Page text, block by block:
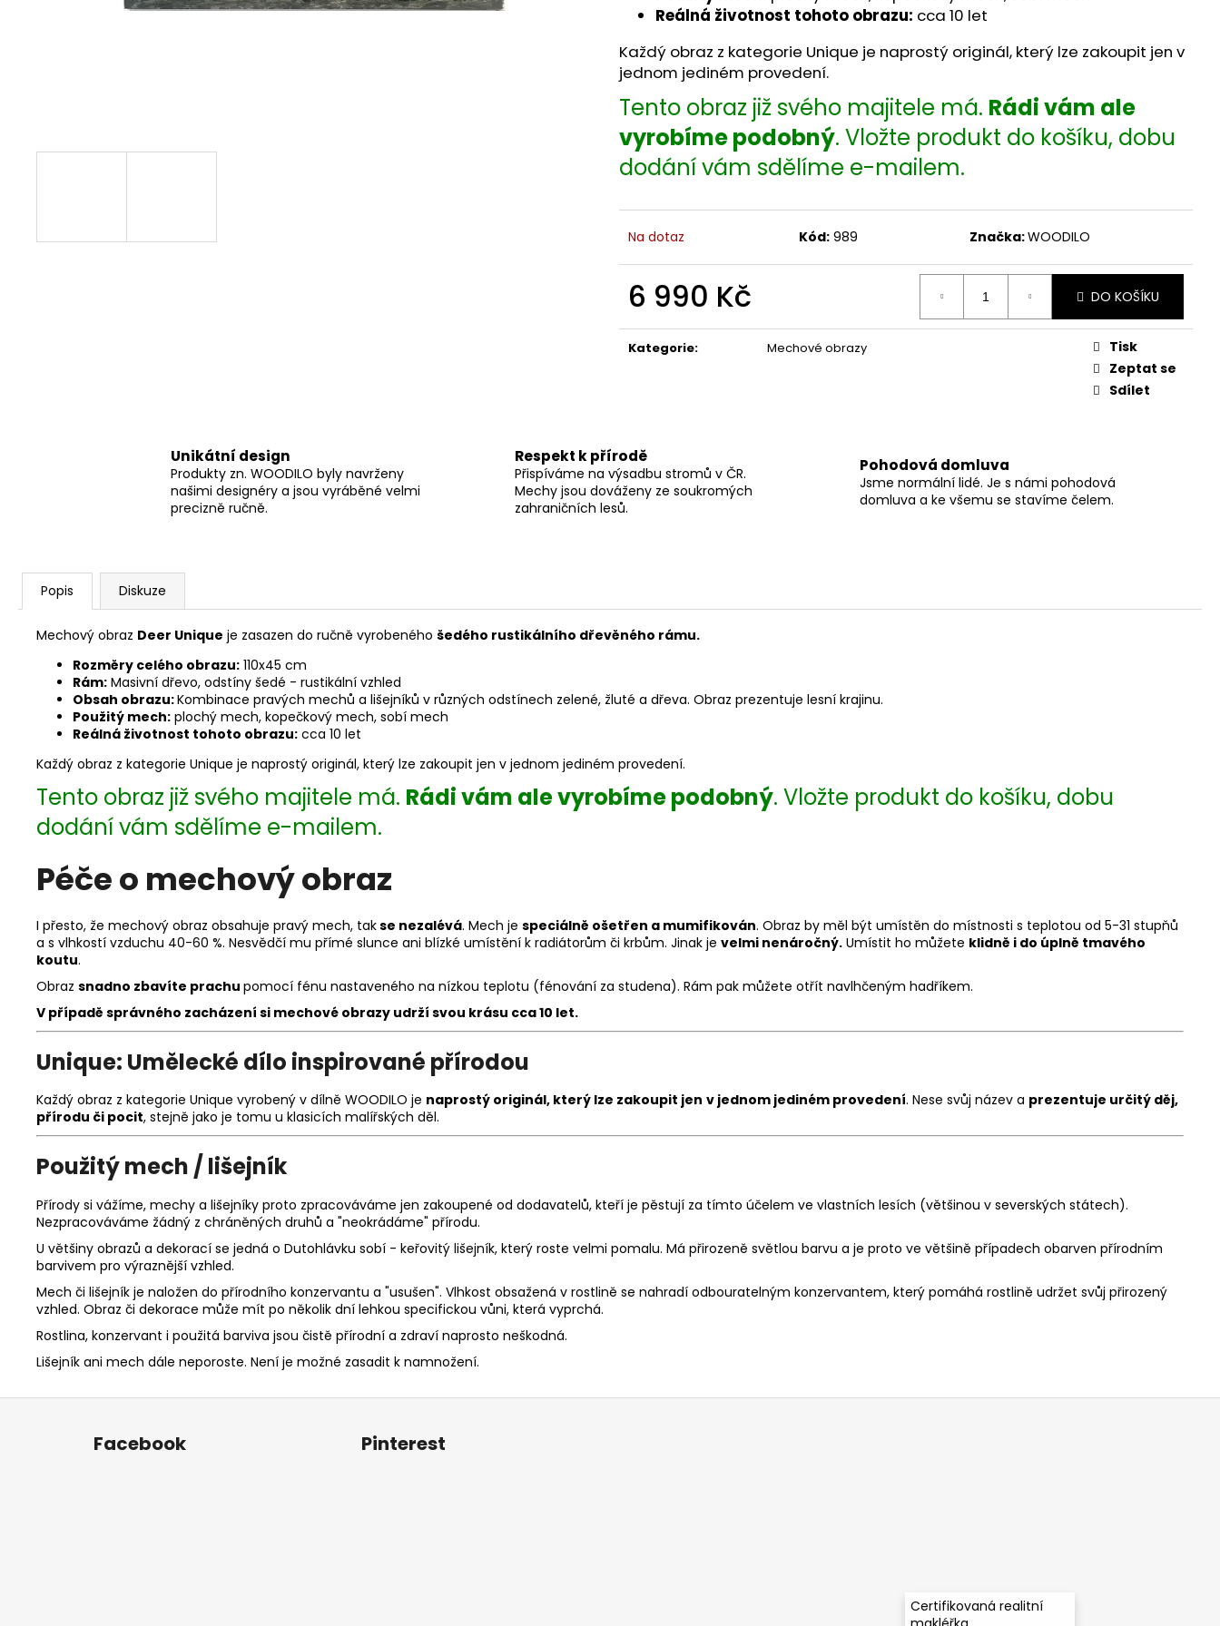
Reálná životnost tohoto obrazu: cca 10 let
Každý obraz z kategorie Unique je naprostý originál, který lze zakoupit jen v
jednom jediném provedení.
Tento obraz již svého majitele má. Rádi vám ale
vyrobíme podobný. Vložte produkt do košíku, dobu
dodání vám sdělíme e-mailem.
Na dotaz Kód: 989 Značka:WOODILO
6 990 Kč DO KOŠÍKU
Kategorie: Mechové obrazy
Tisk
Zeptat se
Sdílet
Unikátní design
Produkty zn. WOODILO byly navrženy
našimi designéry a jsou vyráběné velmi
precizně ručně.
Respekt k přírodě
Přispíváme na výsadbu stromů v ČR.
Mechy jsou dováženy ze soukromých
zahraničních lesů.
Pohodová domluva
Jsme normální lidé. Je s námi pohodová
domluva a ke všemu se stavíme čelem.
Popis Diskuze
Mechový obraz Deer Unique je zasazen do ručně vyrobeného šedého rustikálního dřevěného rámu.
Rozměry celého obrazu: 110x45 cm
Rám: Masivní dřevo, odstíny šedé - rustikální vzhled
Obsah obrazu:Kombinace pravých mechů a lišejníků v různých odstínech zelené, žluté a dřeva. Obraz prezentuje lesní krajinu.
Použitý mech: plochý mech, kopečkový mech, sobí mech
Reálná životnost tohoto obrazu: cca 10 let
Každý obraz z kategorie Unique je naprostý originál, který lze zakoupit jen v jednom jediném provedení.
Tento obraz již svého majitele má. Rádi vám ale vyrobíme podobný. Vložte produkt do košíku, dobu
dodání vám sdělíme e-mailem.
Péče o mechový obraz
I přesto, že mechový obraz obsahuje pravý mech, takse nezalévá. Mech je speciálně ošetřen a mumifikován. Obraz by měl být umístěn do místnosti s teplotou od 5-31 stupňů
a s vlhkostí vzduchu 40-60 %. Nesvědčí mu přímé slunce ani blízké umístění k radiátorům či krbům. Jinak je velmi nenáročný. Umístit ho můžete klidně i do úplně tmavého
koutu.
Obraz snadno zbavíte prachu pomocí fénu nastaveného na nízkou teplotu (fénování za studena). Rám pak můžete otřít navlhčeným hadříkem.
V případě správného zacházení si mechové obrazy udrží svou krásu cca 10 let.
Unique: Umělecké dílo inspirované přírodou
Každý obraz z kategorie Unique vyrobený v dílně WOODILO je naprostý originál, který lze zakoupit jen v jednom jediném provedení. Nese svůj název a prezentuje určitý děj,
přírodu či pocit, stejně jako je tomu u klasicích malířských děl.
Použitý mech / lišejník
Přírody si vážíme, mechy a lišejníky proto zpracováváme jen zakoupené od dodavatelů, kteří je pěstují za tímto účelem ve vlastních lesích (většinou v severských státech).
Nezpracováváme žádný z chráněných druhů a "neokrádáme" přírodu.
U většiny obrazů a dekorací se jedná o Dutohlávku sobí - keřovitý lišejník, který roste velmi pomalu. Má přirozeně světlou barvu a je proto ve většině případech obarven přírodním
barvivem pro výraznější vzhled.
Mech či lišejník je naložen do přírodního konzervantu a "usušen". Vlhkost obsažená v rostlině se nahradí odbouratelným konzervantem, který pomáhá rostlině udržet svůj přirozený
vzhled. Obraz či dekorace může mít po několik dní lehkou specifickou vůni, která vyprchá.
Rostlina, konzervant i použitá barviva jsou čistě přírodní a zdraví naprosto neškodná.
Lišejník ani mech dále neporoste. Není je možné zasadit k namnožení.
Facebook Pinterest
Certifikovaná realitní